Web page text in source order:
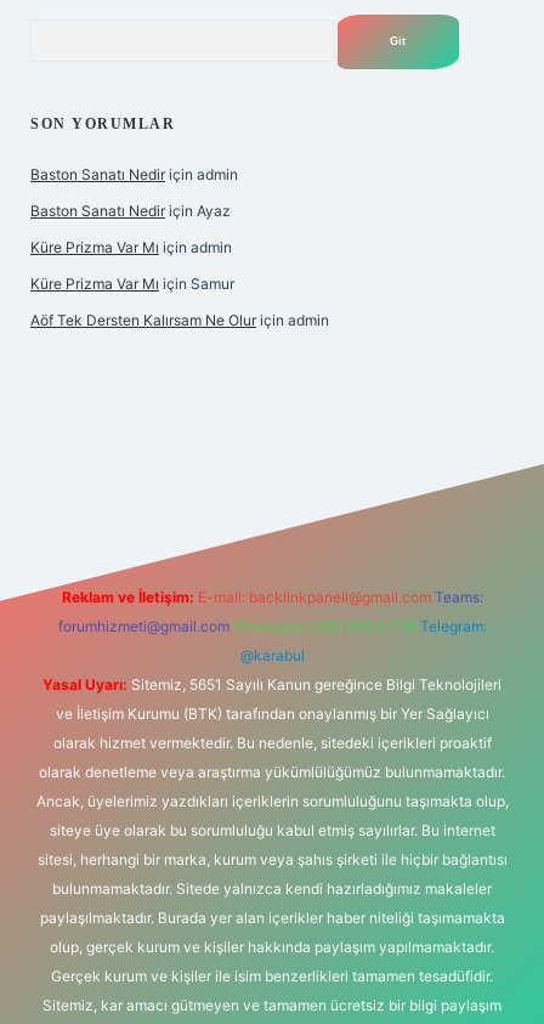
SON YORUMLAR
Baston Sanatı Nedir için admin
Baston Sanatı Nedir için Ayaz
Küre Prizma Var Mı için admin
Küre Prizma Var Mı için Samur
Aöf Tek Dersten Kalırsam Ne Olur için admin
Reklam ve İletişim: E-mail: backlinkpaneli@gmail.com Teams:
forumhizmeti@gmail.com Whatsapp: 0262 606 0 726 Telegram:
@karabul
Yasal Uyarı: Sitemiz, 5651 Sayılı Kanun gereğince Bilgi Teknolojileri
ve İletişim Kurumu (BTK) tarafından onaylanmış bir Yer Sağlayıcı
olarak hizmet vermektedir. Bu nedenle, sitedeki içerikleri proaktif
olarak denetleme veya araştırma yükümlülüğümüz bulunmamaktadır.
Ancak, üyelerimiz yazdıkları içeriklerin sorumluluğunu taşımakta olup,
siteye üye olarak bu sorumluluğu kabul etmiş sayılırlar. Bu internet
sitesi, herhangi bir marka, kurum veya şahıs şirketi ile hiçbir bağlantısı
bulunmamaktadır. Sitede yalnızca kendi hazırladığımız makaleler
paylaşılmaktadır. Burada yer alan içerikler haber niteliği taşımamakta
olup, gerçek kurum ve kişiler hakkında paylaşım yapılmamaktadır.
Gerçek kurum ve kişiler ile isim benzerlikleri tamamen tesadüfidir.
Sitemiz, kar amacı gütmeyen ve tamamen ücretsiz bir bilgi paylaşım